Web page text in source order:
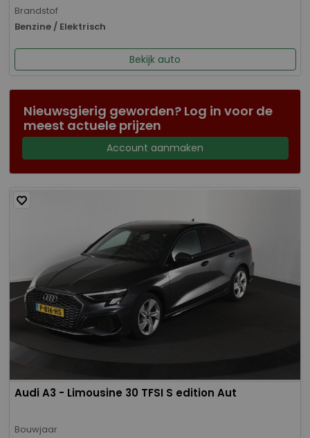
Brandstof
Benzine / Elektrisch
Bekijk auto
Nieuwsgierig geworden? Log in voor de
meest actuele prijzen
Account aanmaken
Audi A3 - Limousine 30 TFSI S edition Aut
Bouwjaar